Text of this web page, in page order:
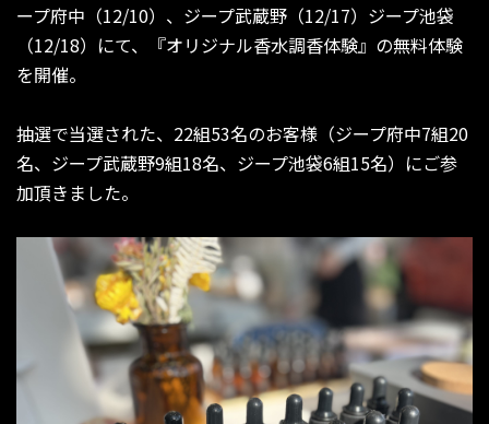
ープ府中（12/10）、ジープ武蔵野（12/17）ジープ池袋
（12/18）にて、『オリジナル香水調香体験』の無料体験
を開催。
抽選で当選された、22組53名のお客様（ジープ府中7組20
名、ジープ武蔵野9組18名、ジープ池袋6組15名）にご参
加頂きました。